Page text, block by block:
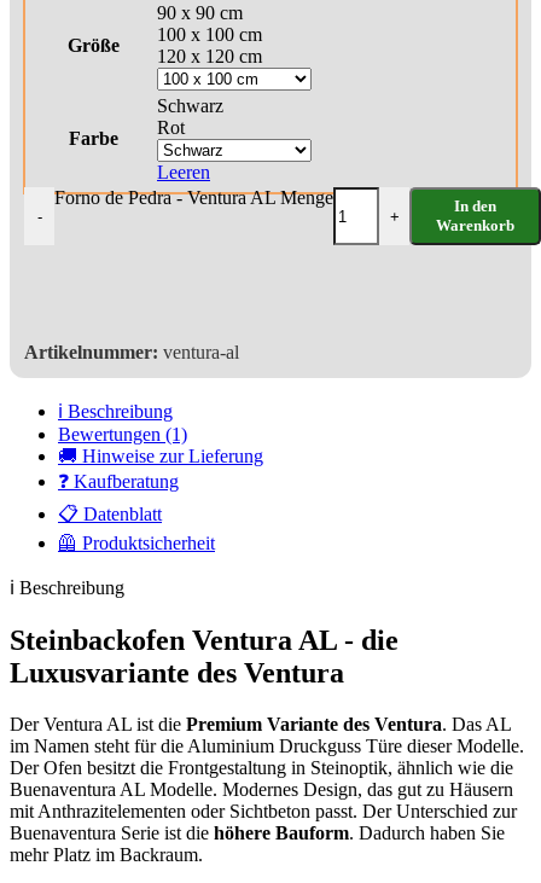
Größe
90 x 90 cm
100 x 100 cm
120 x 120 cm
Farbe
Schwarz
Rot
Leeren
-
Forno de Pedra - Ventura AL Menge
+
In den
Warenkorb
Artikelnummer: ventura-al
ℹ️ Beschreibung
Bewertungen (1)
🚚 Hinweise zur Lieferung
❓ Kaufberatung
📋 Datenblatt
🦺 Produktsicherheit
ℹ️ Beschreibung
Steinbackofen Ventura AL - die
Luxusvariante des Ventura
Der Ventura AL ist die Premium Variante des Ventura. Das AL
im Namen steht für die Aluminium Druckguss Türe dieser Modelle.
Der Ofen besitzt die Frontgestaltung in Steinoptik, ähnlich wie die
Buenaventura AL Modelle. Modernes Design, das gut zu Häusern
mit Anthrazitelementen oder Sichtbeton passt. Der Unterschied zur
Buenaventura Serie ist die höhere Bauform. Dadurch haben Sie
mehr Platz im Backraum.